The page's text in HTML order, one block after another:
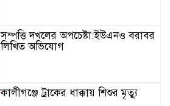
সম্পত্তি দখলের অপচেষ্টা:ইউএনও বরাবর
লিখিত অভিযোগ
কালীগঞ্জে ট্রাকের ধাক্কায় শিশুর মৃত্যু